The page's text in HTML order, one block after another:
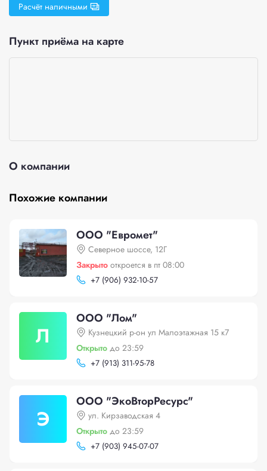
Расчёт наличными
Пункт приёма на карте
О компании
Похожие компании
ООО "Евромет"
Северное шоссе, 12Г
Закрыто откроется в пт 08:00
+7 (906) 932-10-57
Л
ООО "Лом"
Кузнецкий р-он ул Малоэтажная 15 к7
Открыто до 23:59
+7 (913) 311-95-78
Э
ООО "ЭкоВторРесурс"
ул. Кирзаводская 4
Открыто до 23:59
+7 (903) 945-07-07